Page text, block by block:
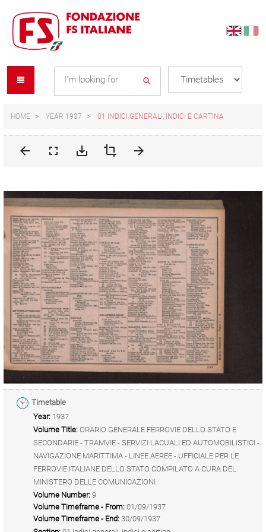
content
navigation
menu
HOME YEAR 1937 01 INDICI GENERALI, INDICI E CARTINA
Timetable
Year: 1937
Volume Title: ORARIO GENERALE FERROVIE DELLO STATO E
SECONDARIE - TRAMVIE - SERVIZI LACUALI ED AUTOMOBILISTICI -
NAVIGAZIONE MARITTIMA - LINEE AEREE - UFFICIALE PER LE
FERROVIE ITALIANE DELLO STATO COMPILATO A CURA DEL
MINISTERO DELLE COMUNICAZIONI
Volume Number: 9
Volume Timeframe - From: 01/09/1937
Volume Timeframe - End: 30/09/1937